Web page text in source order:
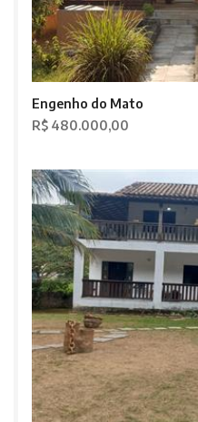
Engenho do Mato
R$ 480.000,00